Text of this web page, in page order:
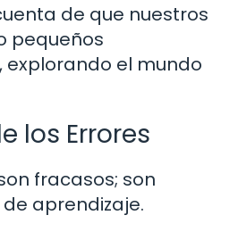
de que nuestros
pequeños
explorando el mundo
los Errores
fracasos; son
aprendizaje.